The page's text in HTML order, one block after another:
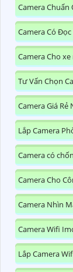
Camera Chuẩn
Camera Có Đọc
Camera Cho
Tư Vấn Chọn
Camera Giá Rẻ
Lắp Camera
Camera có
Camera Cho
Camera Nhìn
Camera Wifi
Lắp Camera